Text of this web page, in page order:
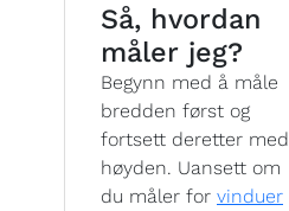
Så, hvordan
måler jeg?
Begynn med å måle
bredden først og
fortsett deretter med
høyden. Uansett om
du måler for vinduer